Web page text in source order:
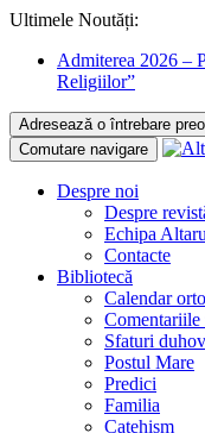
Ultimele Noutăți:
Admiterea 2026 –
Religiilor”
Adresează o întrebare
Comutare navigare
Despre noi
Despre
Echipa
Contacte
Bibliotecă
Calendar
Comentariile
Sfaturi
Postul Mare
Predici
Familia
Catehism